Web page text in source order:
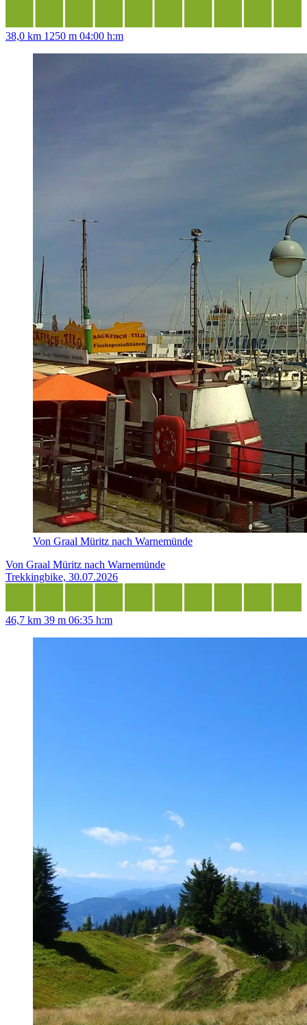
38,0 km 1250 m 04:00 h:m
Von Graal Müritz nach Warnemünde
Von Graal Müritz nach Warnemünde
Trekkingbike, 30.07.2026
46,7 km 39 m 06:35 h:m